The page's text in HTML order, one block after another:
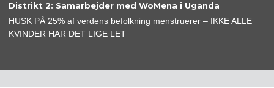
Distrikt 2: Samarbejder med WoMena i Uganda
HUSK PÅ 25% af verdens befolkning menstruerer – IKKE ALLE
KVINDER HAR DET LIGE LET